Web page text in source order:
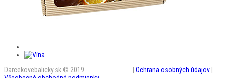
Darcekovebalicky.sk © 2019 Ochrana osobných údajov